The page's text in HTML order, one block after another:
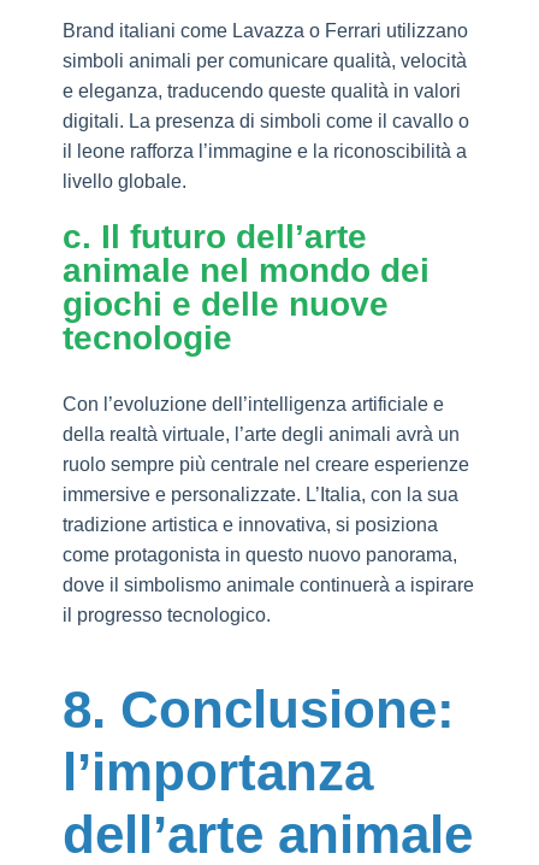
Brand italiani come Lavazza o Ferrari utilizzano
simboli animali per comunicare qualità, velocità
e eleganza, traducendo queste qualità in valori
digitali. La presenza di simboli come il cavallo o
il leone rafforza l’immagine e la riconoscibilità a
livello globale.
c. Il futuro dell’arte
animale nel mondo dei
giochi e delle nuove
tecnologie
Con l’evoluzione dell’intelligenza artificiale e
della realtà virtuale, l’arte degli animali avrà un
ruolo sempre più centrale nel creare esperienze
immersive e personalizzate. L’Italia, con la sua
tradizione artistica e innovativa, si posiziona
come protagonista in questo nuovo panorama,
dove il simbolismo animale continuerà a ispirare
il progresso tecnologico.
8. Conclusione:
l’importanza
dell’arte animale